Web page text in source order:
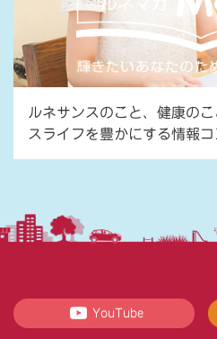
ルネサンスのこと、健康の
スライフを豊かにする情報コ
YouTube